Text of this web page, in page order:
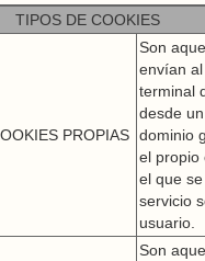
TIPOS DE COOKIES
PROPIAS
Son
envían
terminal
desde
dominio
el propio
el que
servicio
usuario.
Son